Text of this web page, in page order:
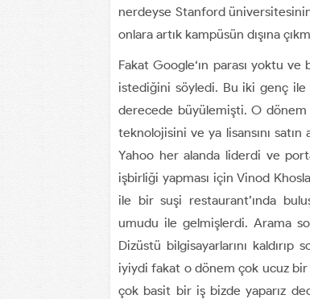
nerdeyse Stanford
onlara artık kampüsün dışına
Fakat Google‘ın parası yoktu ve
istediğini söyledi. Bu iki genç ile
derecede büyülemişti. O dönem
teknolojisini ve ya lisansını satın
Yahoo her alanda liderdi ve
işbirliği yapması için Vinod
ile bir suşi restaurant’ında
umudu ile gelmişlerdi. Arama
Dizüstü bilgisayarlarını
iyiydi fakat o dönem çok ucuz
çok basit bir iş bizde yaparız